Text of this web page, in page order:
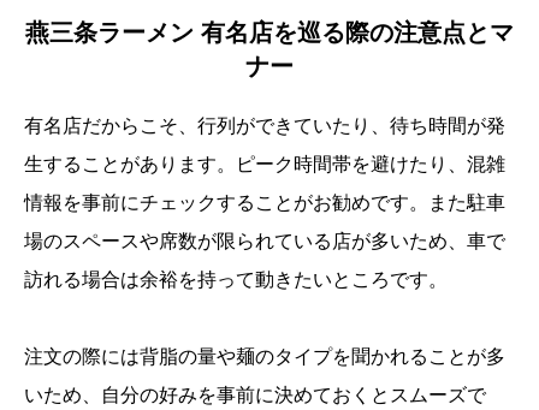
燕三条ラーメン 有名店を巡る際の注意点とマ
ナー
有名店だからこそ、行列ができていたり、待ち時間が発
生することがあります。ピーク時間帯を避けたり、混雑
情報を事前にチェックすることがお勧めです。また駐車
場のスペースや席数が限られている店が多いため、車で
訪れる場合は余裕を持って動きたいところです。
注文の際には背脂の量や麺のタイプを聞かれることが多
いため、自分の好みを事前に決めておくとスムーズで